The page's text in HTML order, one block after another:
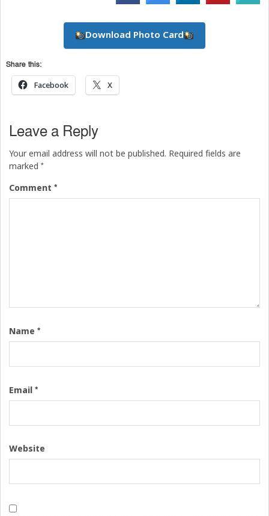
Download Photo Card
Share this:
Facebook X
Leave a Reply
Your email address will not be published. Required fields are
marked *
Comment *
Name *
Email *
Website